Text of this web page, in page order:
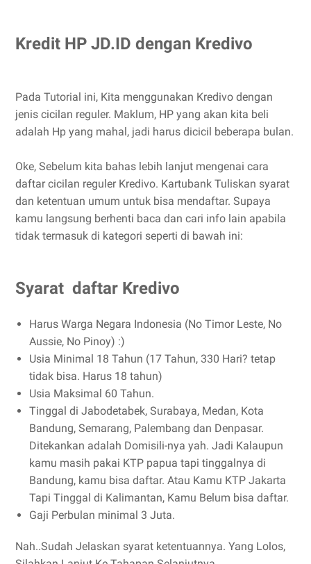
Kredit HP JD.ID dengan Kredivo
Pada Tutorial ini, Kita menggunakan Kredivo dengan
jenis cicilan reguler. Maklum, HP yang akan kita beli
adalah Hp yang mahal, jadi harus dicicil beberapa bulan.
Oke, Sebelum kita bahas lebih lanjut mengenai cara
daftar cicilan reguler Kredivo. Kartubank Tuliskan syarat
dan ketentuan umum untuk bisa mendaftar. Supaya
kamu langsung berhenti baca dan cari info lain apabila
tidak termasuk di kategori seperti di bawah ini:
Syarat daftar Kredivo
Harus Warga Negara Indonesia (No Timor Leste, No
Aussie, No Pinoy) :)
Usia Minimal 18 Tahun (17 Tahun, 330 Hari? tetap
tidak bisa. Harus 18 tahun)
Usia Maksimal 60 Tahun.
Tinggal di Jabodetabek, Surabaya, Medan, Kota
Bandung, Semarang, Palembang dan Denpasar.
Ditekankan adalah Domisili-nya yah. Jadi Kalaupun
kamu masih pakai KTP papua tapi tinggalnya di
Bandung, kamu bisa daftar. Atau Kamu KTP Jakarta
Tapi Tinggal di Kalimantan, Kamu Belum bisa daftar.
Gaji Perbulan minimal 3 Juta.
Nah..Sudah Jelaskan syarat ketentuannya. Yang Lolos,